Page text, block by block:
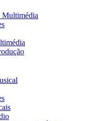
Multimédia